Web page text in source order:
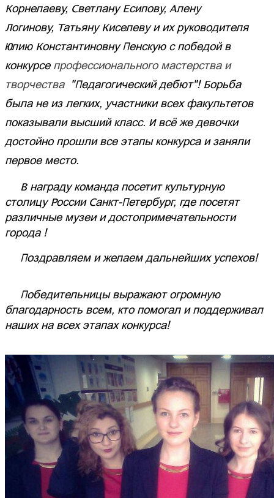
Корнелаеву, Светлану Есипову, Алену
Логинову, Татьяну Киселеву и их руководителя
Юлию Константиновну Пенскую с победой в
конкурсе профессионального мастерства и
творчества "Педагогический дебют"! Борьба
была не из легких, участники всех факультетов
показывали высший класс. И всё же девочки
достойно прошли все этапы конкурса и заняли
первое место.
В награду команда посетит культурную
столицу России Санкт-Петербург, где посетят
различные музеи и достопримечательности
города !
Поздравляем и желаем дальнейших успехов!
Победительницы выражают огромную
благодарность всем, кто помогал и поддерживал
наших на всех этапах конкурса!